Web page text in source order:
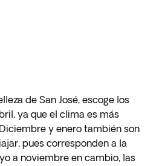
de San José, escoge los
ya que el clima es más
y enero también son
pues corresponden a la
a noviembre en cambio, las